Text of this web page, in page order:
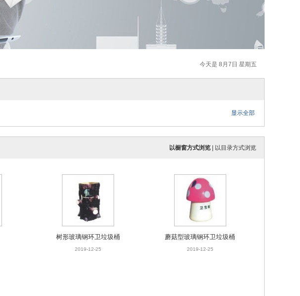
今天是 8月7日 星期五
显示全部
以橱窗方式浏览 以目录方式浏览
树形玻璃钢环卫垃圾桶
2019-12-25
蘑菇型玻璃钢环卫垃圾桶
2019-12-25